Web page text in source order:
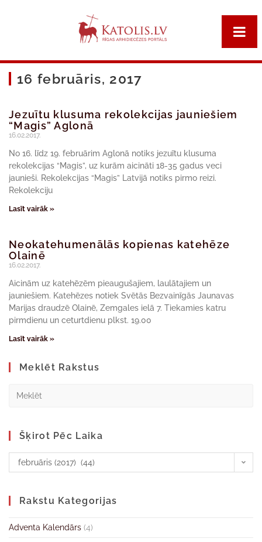
16 februāris, 2017
Jezuītu klusuma rekolekcijas jauniešiem
“Magis” Aglonā
16.02.2017.
No 16. līdz 19. februārim Aglonā notiks jezuītu klusuma
rekolekcijas “Magis”, uz kurām aicināti 18-35 gadus veci
jaunieši. Rekolekcijas “Magis” Latvijā notiks pirmo reizi.
Rekolekciju
Lasīt vairāk »
Neokatehumenālās kopienas katehēze
Olainē
16.02.2017.
Aicinām uz katehēzēm pieaugušajiem, laulātajiem un
jauniešiem. Katehēzes notiek Svētās Bezvainīgās Jaunavas
Marijas draudzē Olainē, Zemgales ielā 7. Tiekamies katru
pirmdienu un ceturtdienu plkst. 19.00
Lasīt vairāk »
Meklēt Rakstus
Šķirot Pēc Laika
februāris (2017) (44)
Rakstu Kategorijas
Adventa Kalendārs (4)